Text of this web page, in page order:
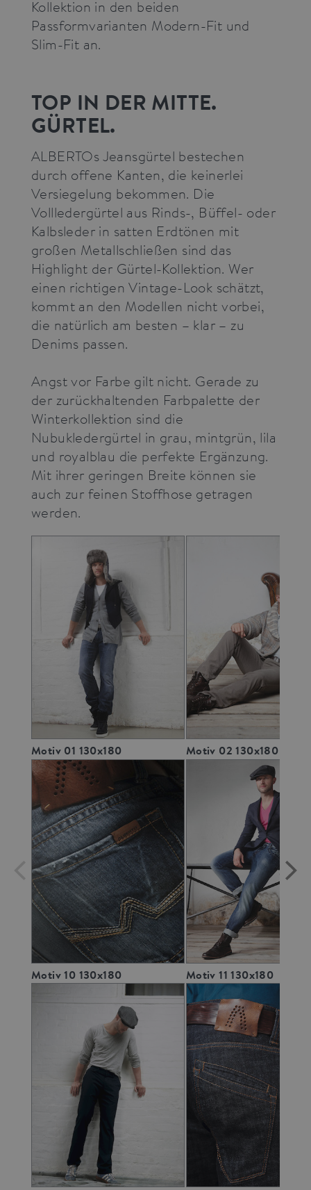
Kollektion in den beiden
Passformvarianten Modern-Fit und
Slim-Fit an.
TOP IN DER MITTE.
GÜRTEL.
ALBERTOs Jeansgürtel bestechen
durch offene Kanten, die keinerlei
Versiegelung bekommen. Die
Vollledergürtel aus Rinds-, Büffel- oder
Kalbsleder in satten Erdtönen mit
großen Metallschließen sind das
Highlight der Gürtel-Kollektion. Wer
einen richtigen Vintage-Look schätzt,
kommt an den Modellen nicht vorbei,
die natürlich am besten – klar – zu
Denims passen.
Angst vor Farbe gilt nicht. Gerade zu
der zurückhaltenden Farbpalette der
Winterkollektion sind die
Nubukledergürtel in grau, mintgrün, lila
und royalblau die perfekte Ergänzung.
Mit ihrer geringen Breite können sie
auch zur feinen Stoffhose getragen
werden.
Motiv 01 130x180 Motiv 02 130x180
Motiv 10 130x180 Motiv 11 130x180
where the
cookie.
_pk_ses.3.3ff2
press.alberto-
pants.com
30
minutes
Piwik open
owners track
behaviour
and measure
site
It is a pattern
followed by
a short series
of numbers
and letters,
be a
reference
code for the
domain
setting the